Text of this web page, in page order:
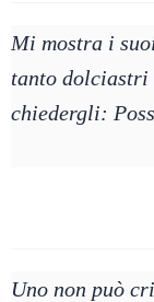
Mi mostra i
tanto dolciastri
chiedergli:
Uno non può